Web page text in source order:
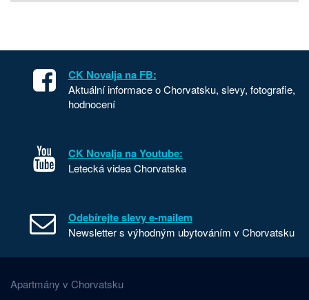
CK Novalja na FB:
Aktuální informace o Chorvatsku, slevy, fotografie,
hodnocení
CK Novalja na Youtube:
Letecká videa Chorvatska
Odebírejte slevy e-mailem
Newsletter s výhodným ubytováním v Chorvatsku
Apartmány v Chorvatsku